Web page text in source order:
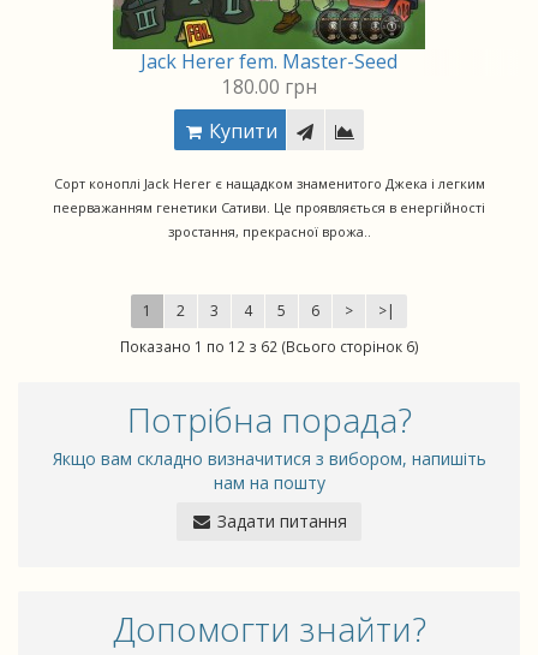
Jack Herer fem. Master-Seed
180.00 грн
Купити
Сорт коноплі Jack Herer є нащадком знаменитого Джека і легким
пеерважанням генетики Сативи. Це проявляється в енергійності
зростання, прекрасної врожа..
1 2 3 4 5 6 > >|
Показано 1 по 12 з 62 (Всього сторінок 6)
Потрібна порада?
Якщо вам складно визначитися з вибором, напишіть
нам на пошту
Задати питання
Допомогти знайти?